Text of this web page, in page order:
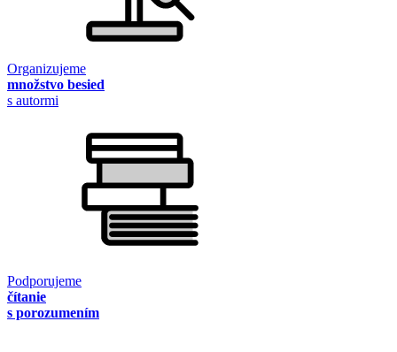
Organizujeme
množstvo besied
s autormi
Podporujeme
čítanie
s porozumením